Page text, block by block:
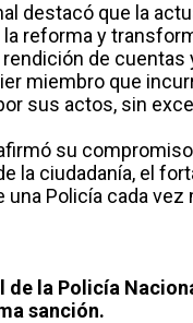
destacó que la
la reforma y
de
miembro que
sus actos, sin
su
la ciudadanía, el
Policía cada
de la Policía
sanción.